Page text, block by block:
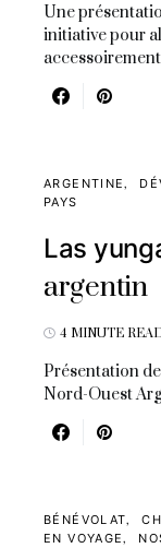
Une
initiative pour
ARGENTINE
PAYS
Las
argentin
4 MINUTE
Présentation
Nord-Ouest
BÉNÉVOLAT
EN VOYAGE